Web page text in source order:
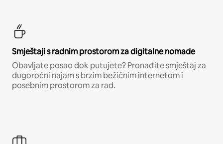
Smještaji s radnim prostorom za digitalne nomade
Obavljate posao dok putujete? Pronađite smještaj za
dugoročni najam s brzim bežičnim internetom i
posebnim prostorom za rad.